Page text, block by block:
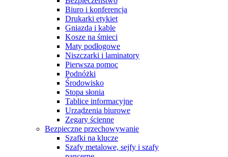
Biuro i konferencja
Drukarki etykiet
Gniazda i kable
Kosze na śmieci
Maty podłogowe
Niszczarki i laminatory
Pierwsza pomoc
Podnóżki
Środowisko
Stopa słonia
Tablice informacyjne
Urządzenia biurowe
Zegary ścienne
Bezpieczne przechowywanie
Szafki na klucze
Szafy metalowe, sejfy i szafy